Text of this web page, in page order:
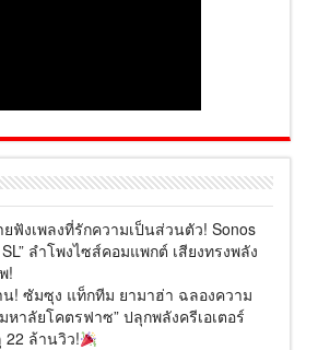
ยฟังเพลงที่รักความเป็นส่วนตัว! Sonos
ลำโพงไซส์คอมแพกต์ เสียงทรงพลัง
!
น! ซัมซุง แท็กทีม ยามาฮ่า ฉลองความ
หาลัยโคตรฟาซ” ปลุกพลังครีเอเตอร์
22 ล้านวิว!